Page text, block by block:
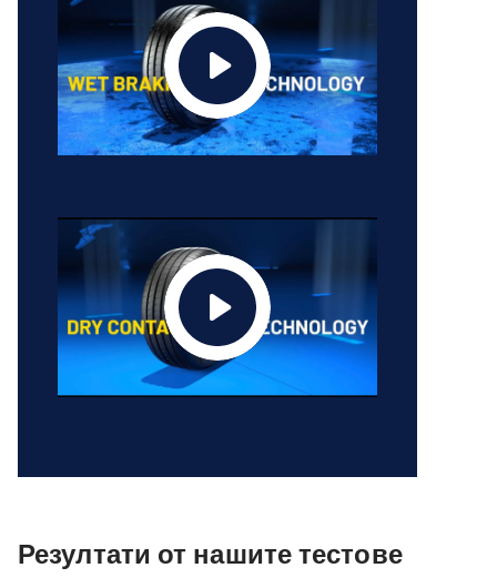
Резултати от нашите тестове